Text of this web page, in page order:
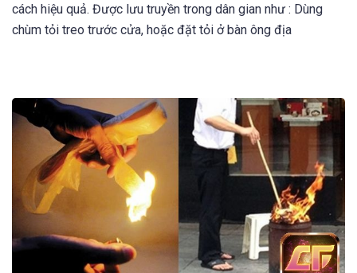
cách hiệu quả. Được lưu truyền trong dân gian như : Dùng
chùm tỏi treo trước cửa, hoặc đặt tỏi ở bàn ông địa